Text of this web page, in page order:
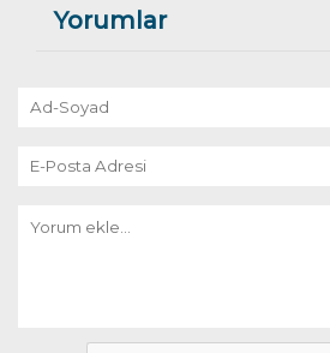
Yorumlar